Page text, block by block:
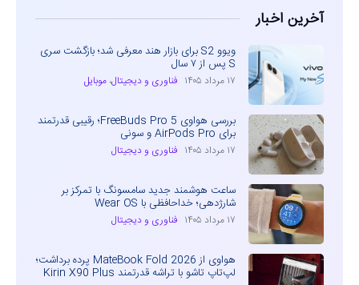
آخرین اخبار
ویوو S2 برای بازار هند معرفی شد؛ بازگشت سری
S پس از ۷ سال
۱۷ مرداد ۱۴۰۵ فناوری و دیجیتال، موبایل
بررسی هواوی FreeBuds Pro 5؛ رقیبی قدرتمند
برای AirPods Pro و سونی
۱۷ مرداد ۱۴۰۵ فناوری و دیجیتال
ساعت هوشمند جدید سامسونگ با تمرکز بر
شارژدهی؛ خداحافظی با Wear OS
۱۷ مرداد ۱۴۰۵ فناوری و دیجیتال
هواوی از MateBook Fold 2026 پرده برداشت؛
لپ‌تاپ تاشو با تراشه قدرتمند Kirin X90 Plus